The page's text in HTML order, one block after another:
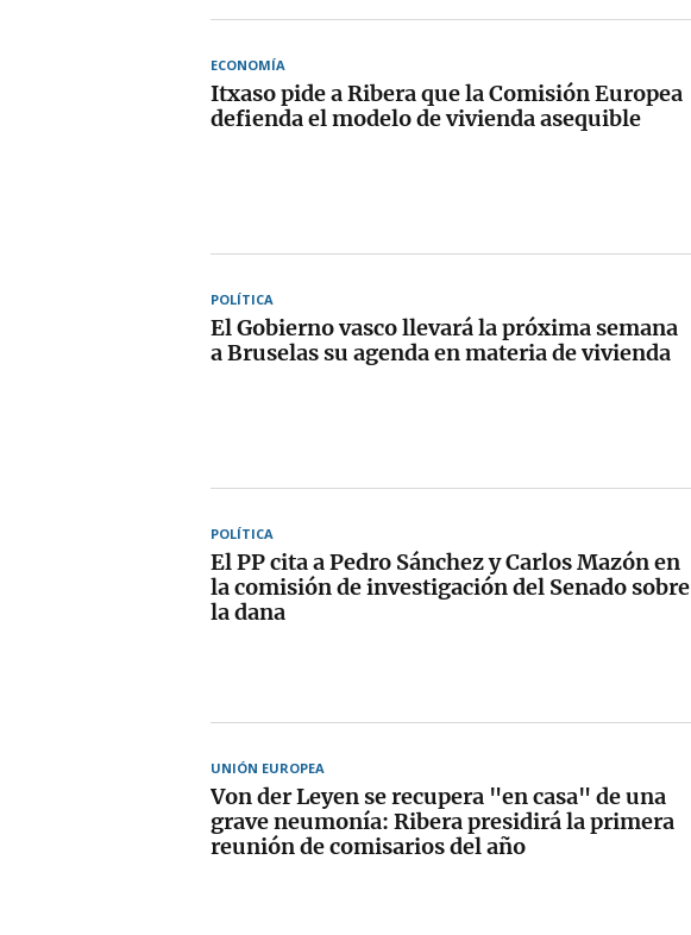
ECONOMÍA
Itxaso pide a Ribera que la Comisión Europea
defienda el modelo de vivienda asequible
POLÍTICA
El Gobierno vasco llevará la próxima semana
a Bruselas su agenda en materia de vivienda
POLÍTICA
El PP cita a Pedro Sánchez y Carlos Mazón en
la comisión de investigación del Senado sobre
la dana
UNIÓN EUROPEA
Von der Leyen se recupera "en casa" de una
grave neumonía: Ribera presidirá la primera
reunión de comisarios del año